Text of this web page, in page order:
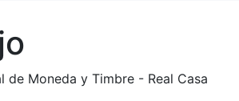
Moneda y Timbre - Real Casa